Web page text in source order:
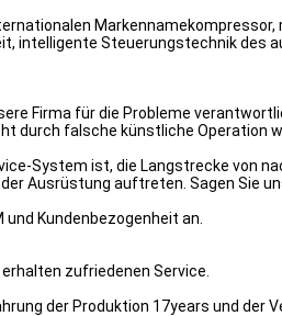
intelligente Steuerungstechnik des
Firma für die Probleme
durch falsche künstliche Operation
System ist, die Langstrecke von
Ausrüstung auftreten. Sagen Sie
und Kundenbezogenheit an.
zufriedenen Service.
der Produktion 17years und der